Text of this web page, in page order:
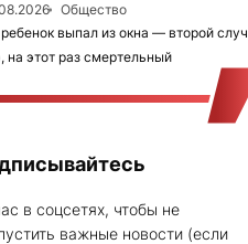
Общество
выпал из окна — второй
на этот раз смертельный
в соцсетях, чтобы не
важные новости (если